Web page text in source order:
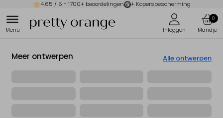
4.65 / 5 - 1700+ beoordelingen + Kopersbescherming
0
Meer ontwerpen Alle ontwerpen